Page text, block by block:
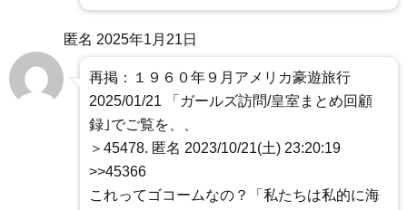
匿名 2025年1月21日
再掲：１９６０年９月アメリカ豪遊旅行
2025/01/21 「ガールズ訪問/皇室まとめ回顧
録｣でご覧を、、
＞45478. 匿名 2023/10/21(土) 23:20:19
>>45366
これってゴコームなの？「私たちは私的に海